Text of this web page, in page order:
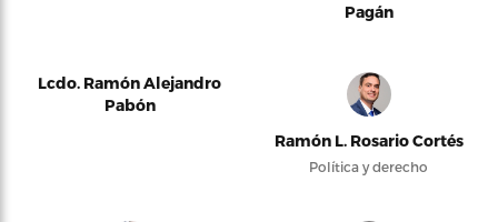
Pagán
Lcdo. Ramón Alejandro
Pabón
Ramón L. Rosario Cortés
Política y derecho